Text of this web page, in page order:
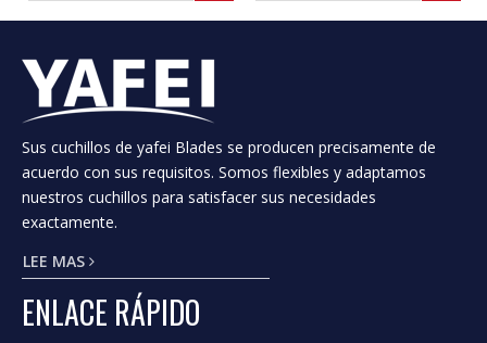
Cuchillos laminadores de
cartón de papel
Añadir al carrito
Sus cuchillos de yafei Blades se producen precisamente de
acuerdo con sus requisitos. Somos flexibles y adaptamos
nuestros cuchillos para satisfacer sus necesidades
exactamente.
LEE MAS
ENLACE RÁPIDO